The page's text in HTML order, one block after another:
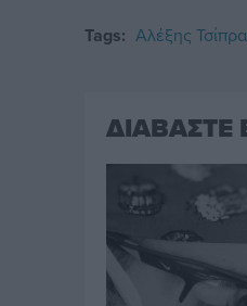
Tags: Αλέξης
ΔΙΑΒΑΣΤΕ